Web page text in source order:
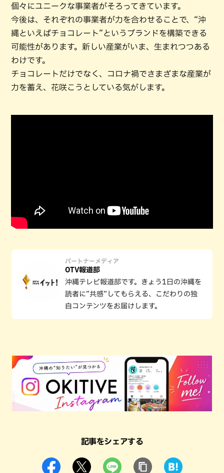
個々にユニークな事業者がそろってきています。
今後は、それぞれの事業者が力を合わせることで、“沖
縄といえばチョコレート”というブランドを構築できる
可能性があります。新しい産業がいま、生まれつつある
わけです。
チョコレートだけでなく、コロナ禍でさまざまな産業が
力を蓄え、花咲こうとしている気がします。
パートナーメディア
OTV報道部
沖縄テレビ報道部です。きょう1日の沖縄を
読者に”共感”してもらえる、こだわりの独
自コンテンツをお届けします。
記事をシェアする